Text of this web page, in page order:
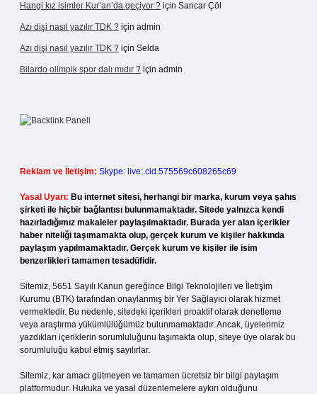
Hangi kız isimler Kur’an’da geçiyor ? için Sancar Çöl
Azı dişi nasıl yazılır TDK ? için admin
Azı dişi nasıl yazılır TDK ? için Selda
Bilardo olimpik spor dalı mıdır ? için admin
Reklam ve İletişim: Skype: live:.cid.575569c608265c69
Yasal Uyarı: Bu internet sitesi, herhangi bir marka, kurum veya şahıs
şirketi ile hiçbir bağlantısı bulunmamaktadır. Sitede yalnızca kendi
hazırladığımız makaleler paylaşılmaktadır. Burada yer alan içerikler
haber niteliği taşımamakta olup, gerçek kurum ve kişiler hakkında
paylaşım yapılmamaktadır. Gerçek kurum ve kişiler ile isim
benzerlikleri tamamen tesadüfidir.
Sitemiz, 5651 Sayılı Kanun gereğince Bilgi Teknolojileri ve İletişim
Kurumu (BTK) tarafından onaylanmış bir Yer Sağlayıcı olarak hizmet
vermektedir. Bu nedenle, sitedeki içerikleri proaktif olarak denetleme
veya araştırma yükümlülüğümüz bulunmamaktadır. Ancak, üyelerimiz
yazdıkları içeriklerin sorumluluğunu taşımakta olup, siteye üye olarak bu
sorumluluğu kabul etmiş sayılırlar.
Sitemiz, kar amacı gütmeyen ve tamamen ücretsiz bir bilgi paylaşım
platformudur. Hukuka ve yasal düzenlemelere aykırı olduğunu